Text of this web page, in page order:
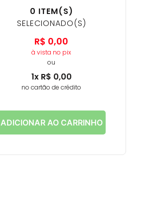
0 ITEM(S)
SELECIONADO(S)
R$ 0,00
à vista no pix
ou
1x R$ 0,00
no cartão de crédito
ADICIONAR AO CARRINHO